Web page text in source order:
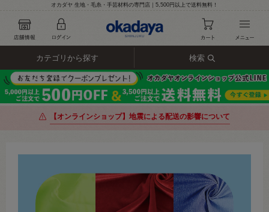
オカダヤ 生地・毛糸・手芸材料の専門店｜5,500円以上で送料無料！
カテゴリから探す 検索
【オンラインショップ】地震による配送の影響について